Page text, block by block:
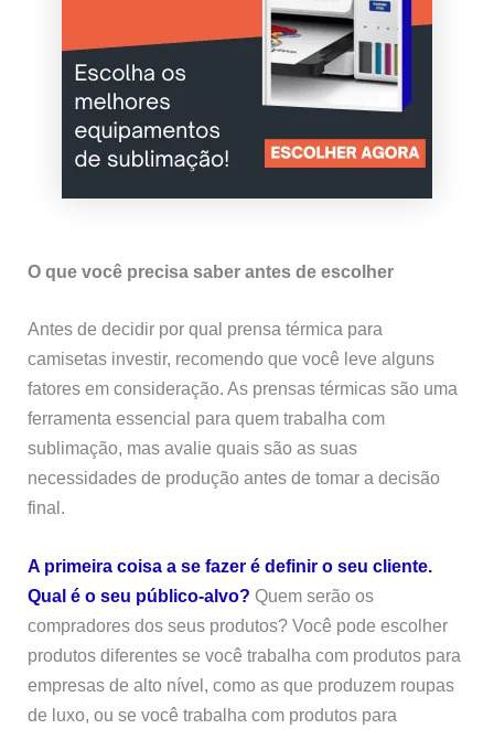
O que você precisa saber antes de escolher
Antes de decidir por qual prensa térmica para
camisetas investir, recomendo que você leve alguns
fatores em consideração. As prensas térmicas são uma
ferramenta essencial para quem trabalha com
sublimação, mas avalie quais são as suas
necessidades de produção antes de tomar a decisão
final.
A primeira coisa a se fazer é definir o seu cliente.
Qual é o seu público-alvo? Quem serão os
compradores dos seus produtos? Você pode escolher
produtos diferentes se você trabalha com produtos para
empresas de alto nível, como as que produzem roupas
de luxo, ou se você trabalha com produtos para